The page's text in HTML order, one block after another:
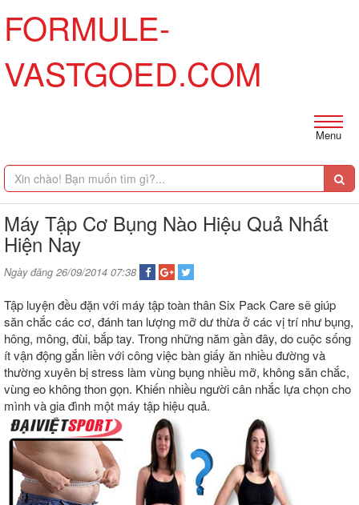
FORMULE-
VASTGOED.COM
Menu
Máy Tập Cơ Bụng Nào Hiệu Quả Nhất
Hiện Nay
Ngày đăng 26/09/2014 07:38
Tập luyện đều đặn với máy tập toàn thân Six Pack Care sẽ giúp
săn chắc các cơ, đánh tan lượng mỡ dư thừa ở các vị trí như bụng,
hông, mông, đùi, bắp tay. Trong những năm gần đây, do cuộc sống
ít vận động gắn liền với công việc bàn giấy ăn nhiều đường và
thường xuyên bị stress làm vùng bụng nhiều mỡ, không săn chắc,
vùng eo không thon gọn. Khiến nhiều người cân nhắc lựa chọn cho
mình và gia đình một máy tập hiệu quả.